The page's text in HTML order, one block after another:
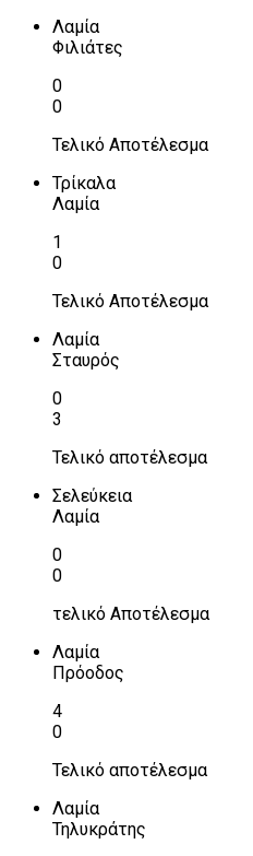
Λαμία
Φιλιάτες
0
0
Τελικό Αποτέλεσμα
Τρίκαλα
Λαμία
1
0
Τελικό Αποτέλεσμα
Λαμία
Σταυρός
0
3
Τελικό αποτέλεσμα
Σελεύκεια
Λαμία
0
0
τελικό Αποτέλεσμα
Λαμία
Πρόοδος
4
0
Τελικό αποτέλεσμα
Λαμία
Τηλυκράτης